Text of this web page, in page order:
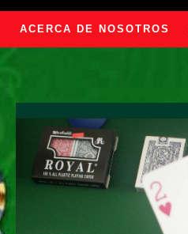
ACERCA DE NOSOTROS